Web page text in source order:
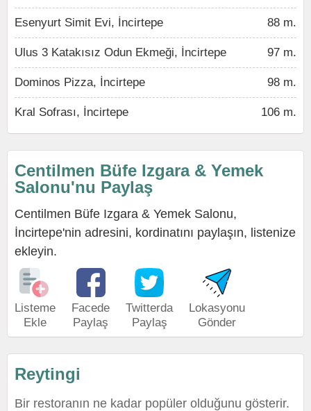
Esenyurt Simit Evi, İncirtepe 88 m.
Ulus 3 Katakısız Odun Ekmeği, İncirtepe 97 m.
Dominos Pizza, İncirtepe 98 m.
Kral Sofrası, İncirtepe 106 m.
Centilmen Büfe Izgara & Yemek
Salonu'nu Paylaş
Centilmen Büfe Izgara & Yemek Salonu,
İncirtepe'nin adresini, kordinatını paylaşın, listenize
ekleyin.
Listeme
Ekle
Facede
Paylaş
Twitterda
Paylaş
Lokasyonu
Gönder
Reytingi
Bir restoranın ne kadar popüler olduğunu gösterir.